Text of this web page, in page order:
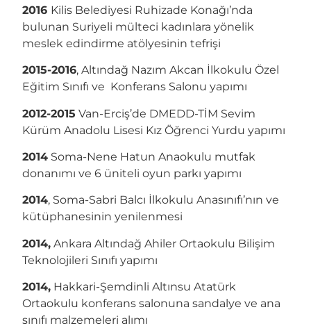
2016 Kilis Belediyesi Ruhizade Konağı’nda
bulunan Suriyeli mülteci kadınlara yönelik
meslek edindirme atölyesinin tefrişi
2015-2016, Altındağ Nazım Akcan İlkokulu Özel
Eğitim Sınıfı ve Konferans Salonu yapımı
2012-2015 Van-Erciş’de DMEDD-TİM Sevim
Kürüm Anadolu Lisesi Kız Öğrenci Yurdu yapımı
2014 Soma-Nene Hatun Anaokulu mutfak
donanımı ve 6 üniteli oyun parkı yapımı
2014, Soma-Sabri Balcı İlkokulu Anasınıfı’nın ve
kütüphanesinin yenilenmesi
2014, Ankara Altındağ Ahiler Ortaokulu Bilişim
Teknolojileri Sınıfı yapımı
2014, Hakkari-Şemdinli Altınsu Atatürk
Ortaokulu konferans salonuna sandalye ve ana
sınıfı malzemeleri alımı